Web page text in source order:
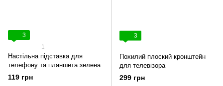
3
1
Настільна підставка для
телефону та планшета зелена
119 грн
3
Похилий плоский кронштейн
для телевізора
299 грн